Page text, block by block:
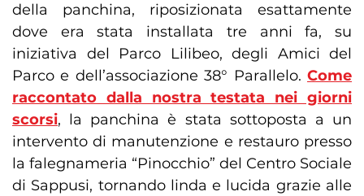
della panchina, riposizionata esattamente
dove era stata installata tre anni fa, su
iniziativa del Parco Lilibeo, degli Amici del
Parco e dell’associazione 38° Parallelo. Come
raccontato dalla nostra testata nei giorni
scorsi, la panchina è stata sottoposta a un
intervento di manutenzione e restauro presso
la falegnameria “Pinocchio” del Centro Sociale
di Sappusi, tornando linda e lucida grazie alle